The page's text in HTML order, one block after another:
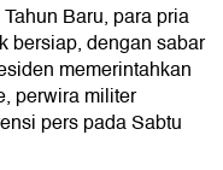
Baru, para pria
bersiap, dengan sabar
memerintahkan
perwira militer
pers pada Sabtu